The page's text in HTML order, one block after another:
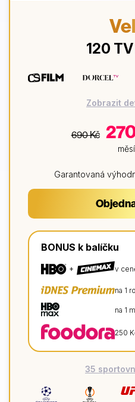
120
Zobrazit
690 Kč
Garantovaná
BONUS k balíčku
v
na 1
na 1
250
35